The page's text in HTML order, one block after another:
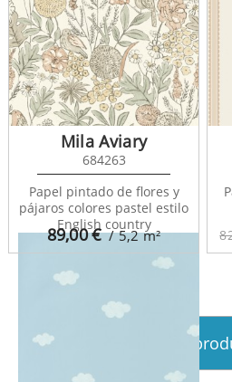
Rose And Nino 29755132
89,00€ / 5,2m²
Mila Aviary
684263
Papel pintado de flores y
pájaros colores pastel estilo
English country
Ver más